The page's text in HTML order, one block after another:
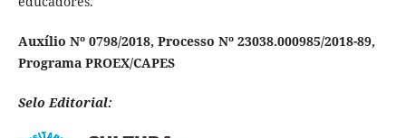
Auxílio Nº 0798/2018, Processo Nº 23038.000985/2018-89,
Programa PROEX/CAPES
Selo Editorial: